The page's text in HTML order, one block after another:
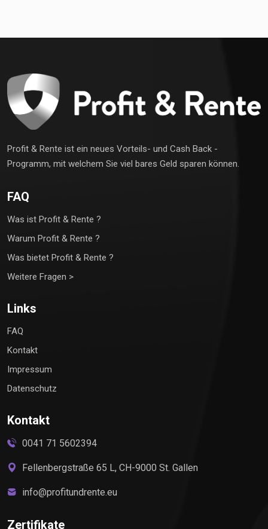
Profit & Rente ist ein neues Vorteils- und Cash Back -
Programm, mit welchem Sie viel bares Geld sparen können.
FAQ
Was ist Profit & Rente ?
Warum Profit & Rente ?
Was bietet Profit & Rente ?
Weitere Fragen >
Links
FAQ
Kontakt
Impressum
Datenschutz
Kontakt
0041 71 5602394
Fellenbergstraße 65 L, CH-9000 St. Gallen
info@profitundrente.eu
Zertifikate